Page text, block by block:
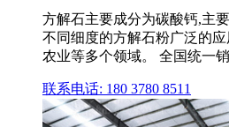
方解石主要成分为碳酸钙,主
不同细度的方解石粉广泛的应
农业等多个领域。 全国统一
联系电话: 180 3780 8511